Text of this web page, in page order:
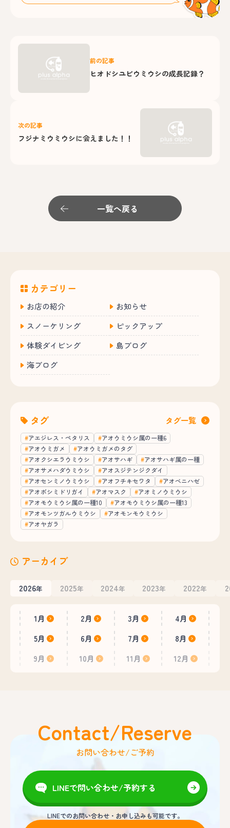
前の記事
ヒオドシユビウミウシの成長記録？
次の記事
フジナミウミウシに会えました！！
一覧へ戻る
カテゴリー
お店の紹介
お知らせ
スノーケリング
ピックアップ
体験ダイビング
島ブログ
海ブログ
タグ タグ一覧
アエジレス・ペタリス
アオウミウシ属の一種6
アオウミガメ
アオウミガメのタグ
アオクシエラウミウシ
アオサハギ
アオサハギ属の一種
アオサメハダウミウシ
アオスジテンジクダイ
アオセンミノウミウシ
アオフチキセワタ
アオベニハゼ
アオボシミドリガイ
アオマスク
アオミノウミウシ
アオモウミウシ属の一種10
アオモウミウシ属の一種13
アオモンツガルウミウシ
アオモンモウミウシ
アオヤガラ
アーカイブ
2026年 2025年 2024年 2023年 2022年
1月 2月 3月
4月
5月
6月 7月
8月
9月
10月 11月 12月
Contact/Reserve
お問い合わせ/ご予約
LINEで問い合わせ/予約する
LINEでのお問い合わせ・お申し込みも可能です。